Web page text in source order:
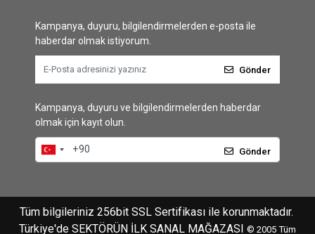
Kampanya, duyuru, bilgilendirmelerden e-posta ile
haberdar olmak istiyorum.
Gönder
Kampanya, duyuru ve bilgilendirmelerden haberdar
olmak için kayıt olun.
Gönder
Tüm bilgileriniz 256bit SSL Sertifikası ile korunmaktadır.
Türkiye'de SEKTÖRÜN İLK SANAL MAĞAZASI © 2005 Tüm